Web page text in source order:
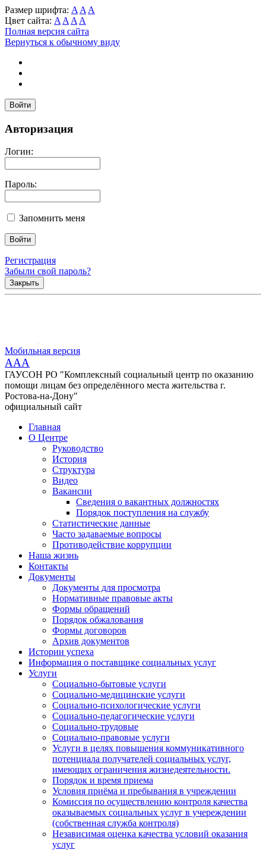
Размер шрифта: A A A
Цвет сайта: A A A A
Полная версия сайта
Вернуться к обычному виду
Войти
Авторизация
Логин:
Пароль:
Запомнить меня
Регистрация
Забыли свой пароль?
Закрыть
Мобильная версия
AAA
ГАУСОН РО "Комплексный социальный центр по оказанию
помощи лицам без определённого места жительства г.
Ростова-на-Дону"
официальный сайт
Главная
О Центре
Руководство
История
Структура
Видео
Вакансии
Сведения о вакантных должностях
Порядок поступления на службу
Статистические данные
Часто задаваемые вопросы
Противодействие коррупции
Наша жизнь
Контакты
Документы
Документы для просмотра
Нормативные правовые акты
Формы обращений
Порядок обжалования
Формы договоров
Архив документов
Истории успеха
Информация о поставщике социальных услуг
Услуги
Социально-бытовые услуги
Социально-медицинские услуги
Социально-психологические услуги
Социально-педагогические услуги
Социально-трудовые
Социально-правовые услуги
Услуги в целях повышения коммуникативного
потенциала получателей социальных услуг,
имеющих ограничения жизнедеятельности.
Порядок и время приема
Условия приёма и пребывания в учреждении
Комиссия по осуществлению контроля качества
оказываемых социальных услуг в учереждении
(собственная служба контроля)
Независимая оценка качества условий оказания
услуг